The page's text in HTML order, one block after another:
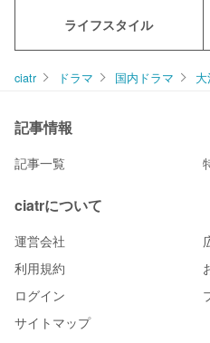
ライフスタイル
ciatr ドラマ 国内ドラマ
記事情報
記事一覧
ciatrについて
運営会社
利用規約
ログイン
サイトマップ